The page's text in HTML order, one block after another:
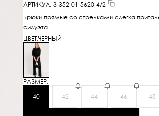
АРТИКУЛ: 3-352-01-5620-4/2
Брюки прямые со стрелками слегка
силуэта.
ЦВЕТ:ЧЕРНЫЙ
РАЗМЕР:
40
42 44 46 48